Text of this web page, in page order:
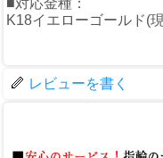
■対応金種：
K18イエローゴールド(
レビューを書く